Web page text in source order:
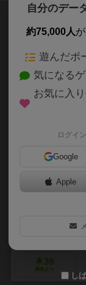
自転車ロードレー
本商品は、2016年
配布された同名ポ
ドレースらしいル
39
興味あり
自分のデー
約75,000人
遊んだボ
気になる
お気に入
ログイ
Google
Apple
し